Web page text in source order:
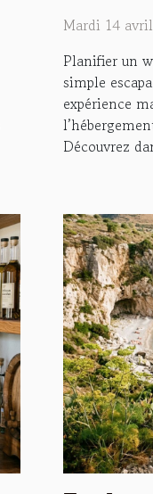
Mardi 14
Planifier un
simple
expérience
Découvrez